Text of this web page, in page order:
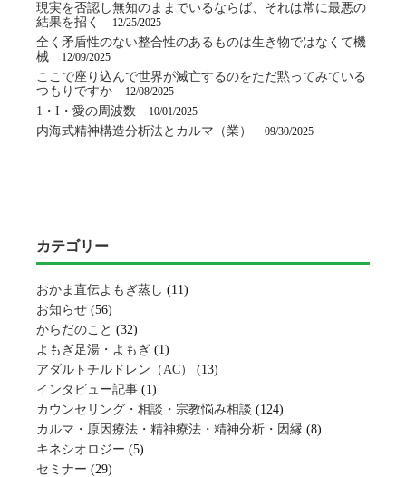
現実を否認し無知のままでいるならば、それは常に最悪の
結果を招く
12/25/2025
全く矛盾性のない整合性のあるものは生き物ではなくて機
械
12/09/2025
ここで座り込んで世界が滅亡するのをただ黙ってみている
つもりですか
12/08/2025
1・I・愛の周波数 10/01/2025
内海式精神構造分析法とカルマ（業） 09/30/2025
カテゴリー
おかま直伝よもぎ蒸し (11)
お知らせ (56)
からだのこと (32)
よもぎ足湯・よもぎ (1)
アダルトチルドレン（AC）
(13)
インタビュー記事 (1)
カウンセリング・相談・宗教悩み相談 (124)
カルマ・原因療法・精神療法・精神分析・因縁 (8)
キネシオロジー (5)
セミナー (29)